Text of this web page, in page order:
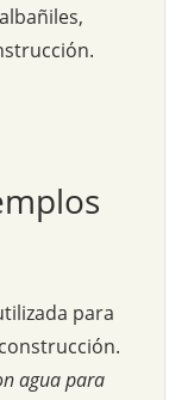
para
agua para